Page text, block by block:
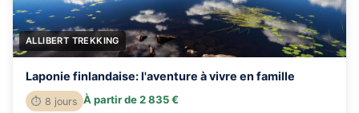
ALLIBERT TREKKING
Laponie finlandaise: l'aventure à vivre en famille
⏱ 8 jours À partir de 2 835 €